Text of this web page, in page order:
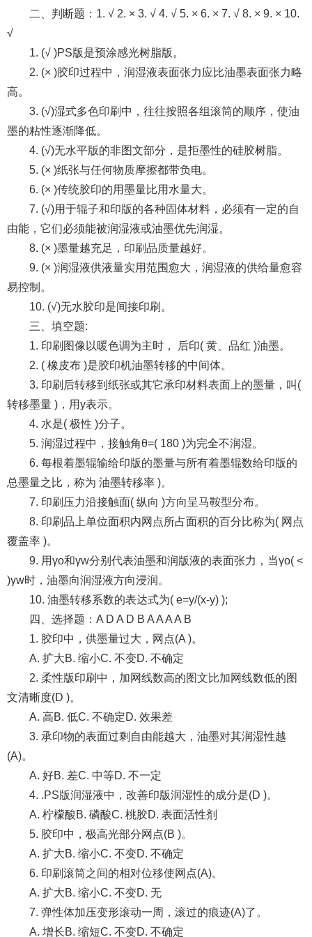
二、判断题：1. √ 2. × 3. √ 4. √ 5. × 6. × 7. √ 8. × 9. × 10.
√
1. (√ )PS版是预涂感光树脂版。
2. (× )胶印过程中，润湿液表面张力应比油墨表面张力略
高。
3. (√)湿式多色印刷中，往往按照各组滚筒的顺序，使油
墨的粘性逐渐降低。
4. (√)无水平版的非图文部分，是拒墨性的硅胶树脂。
5. (× )纸张与任何物质摩擦都带负电。
6. (× )传统胶印的用墨量比用水量大。
7. (√)用于辊子和印版的各种固体材料，必须有一定的自
由能，它们必须能被润湿液或油墨优先润湿。
8. (× )墨量越充足，印刷品质量越好。
9. (× )润湿液供液量实用范围愈大，润湿液的供给量愈容
易控制。
10. (√)无水胶印是间接印刷。
三、填空题:
1. 印刷图像以暖色调为主时， 后印( 黄、品红 )油墨。
2. ( 橡皮布 )是胶印机油墨转移的中间体。
3. 印刷后转移到纸张或其它承印材料表面上的墨量，叫(
转移墨量 )，用y表示。
4. 水是( 极性 )分子。
5. 润湿过程中，接触角θ=( 180 )为完全不润湿。
6. 每根着墨辊输给印版的墨量与所有着墨辊数给印版的
总墨量之比，称为 油墨转移率 )。
7. 印刷压力沿接触面( 纵向 )方向呈马鞍型分布。
8. 印刷品上单位面积内网点所占面积的百分比称为( 网点
覆盖率 )。
9. 用γo和γw分别代表油墨和润版液的表面张力，当γo( <
)γw时，油墨向润湿液方向浸润。
10. 油墨转移系数的表达式为( e=y/(x-y) );
四、选择题：A D A D B A A A A B
1. 胶印中，供墨量过大，网点(A )。
A. 扩大B. 缩小C. 不变D. 不确定
2. 柔性版印刷中，加网线数高的图文比加网线数低的图
文清晰度(D )。
A. 高B. 低C. 不确定D. 效果差
3. 承印物的表面过剩自由能越大，油墨对其润湿性越
(A)。
A. 好B. 差C. 中等D. 不一定
4. .PS版润湿液中，改善印版润湿性的成分是(D )。
A. 柠檬酸B. 磷酸C. 桃胶D. 表面活性剂
5. 胶印中，极高光部分网点(B )。
A. 扩大B. 缩小C. 不变D. 不确定
6. 印刷滚筒之间的相对位移使网点(A)。
A. 扩大B. 缩小C. 不变D. 无
7. 弹性体加压变形滚动一周，滚过的痕迹(A)了。
A. 增长B. 缩短C. 不变D. 不确定